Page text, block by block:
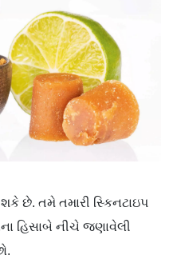
છે. તમે તમારી સ્કિનટાઇપ
હિસાબે નીચે જણાવેલી